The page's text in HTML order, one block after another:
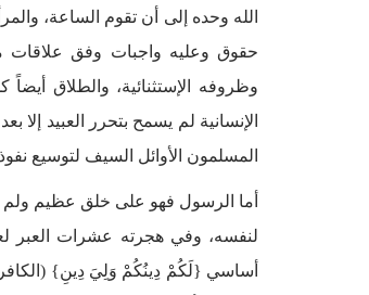
الله وحده إلى أن تقوم الساعة،
حقوق وعليه واجبات وفق علاقات
وظروفه الإستثنائية، والطلاق
الإنسانية لم يسمح بتحرر العبيد
المسلمون الأوائل السيف
أما الرسول فهو على خلق عظيم ولم
لنفسه، وفي هجرته عشرات العبر